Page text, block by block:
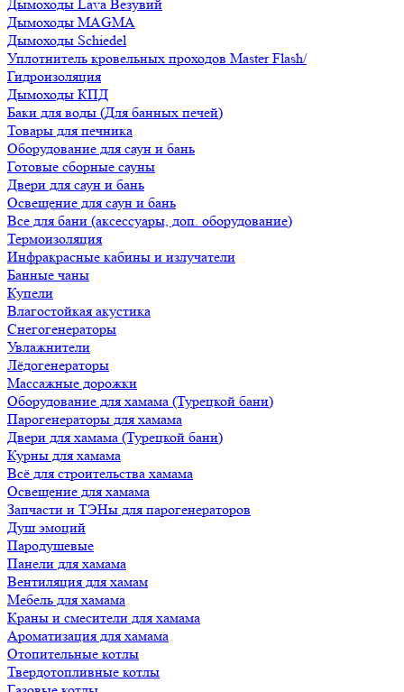
Дымоходы Lava Везувий
Дымоходы MAGMA
Дымоходы Schiedel
Уплотнитель кровельных проходов Master Flash/
Гидроизоляция
Дымоходы КПД
Баки для воды (Для банных печей)
Товары для печника
Оборудование для саун и бань
Готовые сборные сауны
Двери для саун и бань
Освещение для саун и бань
Все для бани (аксессуары, доп. оборудование)
Термоизоляция
Инфракрасные кабины и излучатели
Банные чаны
Купели
Влагостойкая акустика
Снегогенераторы
Увлажнители
Лёдогенераторы
Массажные дорожки
Оборудование для хамама (Турецкой бани)
Парогенераторы для хамама
Двери для хамама (Турецкой бани)
Курны для хамама
Всё для строительства хамама
Освещение для хамама
Запчасти и ТЭНы для парогенераторов
Душ эмоций
Пародушевые
Панели для хамама
Вентиляция для хамам
Мебель для хамама
Краны и смесители для хамама
Ароматизация для хамама
Отопительные котлы
Твердотопливные котлы